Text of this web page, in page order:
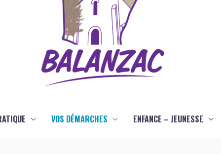
VOS DÉMARCHES ENFANCE – JEUNESSE